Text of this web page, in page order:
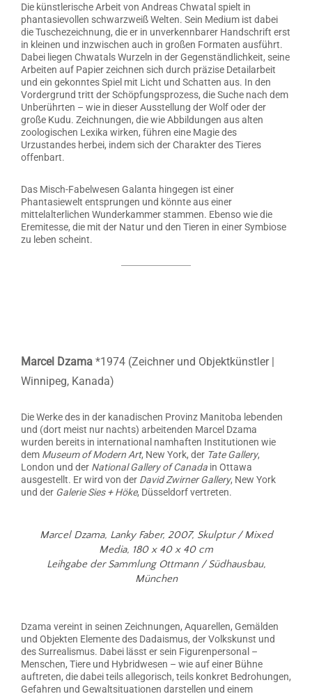
Die künstlerische Arbeit von Andreas Chwatal spielt in
phantasievollen schwarzweiß Welten. Sein Medium ist dabei
die Tuschezeichnung, die er in unverkennbarer Handschrift erst
in kleinen und inzwischen auch in großen Formaten ausführt.
Dabei liegen Chwatals Wurzeln in der Gegenständlichkeit, seine
Arbeiten auf Papier zeichnen sich durch präzise Detailarbeit
und ein gekonntes Spiel mit Licht und Schatten aus. In den
Vordergrund tritt der Schöpfungsprozess, die Suche nach dem
Unberührten – wie in dieser Ausstellung der Wolf oder der
große Kudu. Zeichnungen, die wie Abbildungen aus alten
zoologischen Lexika wirken, führen eine Magie des
Urzustandes herbei, indem sich der Charakter des Tieres
offenbart.
Das Misch-Fabelwesen Galanta hingegen ist einer
Phantasiewelt entsprungen und könnte aus einer
mittelalterlichen Wunderkammer stammen. Ebenso wie die
Eremitesse, die mit der Natur und den Tieren in einer Symbiose
zu leben scheint.
Marcel Dzama *1974 (Zeichner und Objektkünstler |
Winnipeg, Kanada)
Die Werke des in der kanadischen Provinz Manitoba lebenden
und (dort meist nur nachts) arbeitenden Marcel Dzama
wurden bereits in international namhaften Institutionen wie
dem Museum of Modern Art, New York, der Tate Gallery,
London und der National Gallery of Canada in Ottawa
ausgestellt. Er wird von der David Zwirner Gallery, New York
und der Galerie Sies + Höke, Düsseldorf vertreten.
Marcel Dzama, Lanky Faber, 2007, Skulptur / Mixed
Media, 180 x 40 x 40 cm
Leihgabe der Sammlung Ottmann / Südhausbau,
München
Dzama vereint in seinen Zeichnungen, Aquarellen, Gemälden
und Objekten Elemente des Dadaismus, der Volkskunst und
des Surrealismus. Dabei lässt er sein Figurenpersonal –
Menschen, Tiere und Hybridwesen – wie auf einer Bühne
auftreten, die dabei teils allegorisch, teils konkret Bedrohungen,
Gefahren und Gewaltsituationen darstellen und einem